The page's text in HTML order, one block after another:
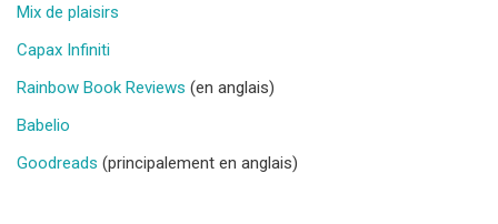
Mix de plaisirs
Capax Infiniti
Rainbow Book Reviews (en anglais)
Babelio
Goodreads (principalement en anglais)